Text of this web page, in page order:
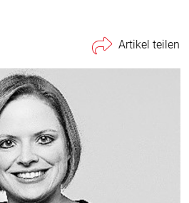
Artikel teilen